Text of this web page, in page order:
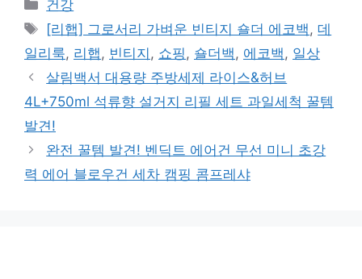
테
고
리
건강
태
그
[리햅] 그로서리 가벼운 빈티지 숄더 에코백 ,데
일리룩, 리햅 , 빈티지 , 쇼핑 , 숄더백 , 에코백 , 일상
살림백서 대용량 주방세제 라이스&허브
4L+750ml 석류향 설거지 리필 세트 과일세척 꿀템
발견!
완전 꿀템 발견! 벤딕트 에어건 무선 미니 초강
력 에어 블로우건 세차 캠핑 콤프레샤